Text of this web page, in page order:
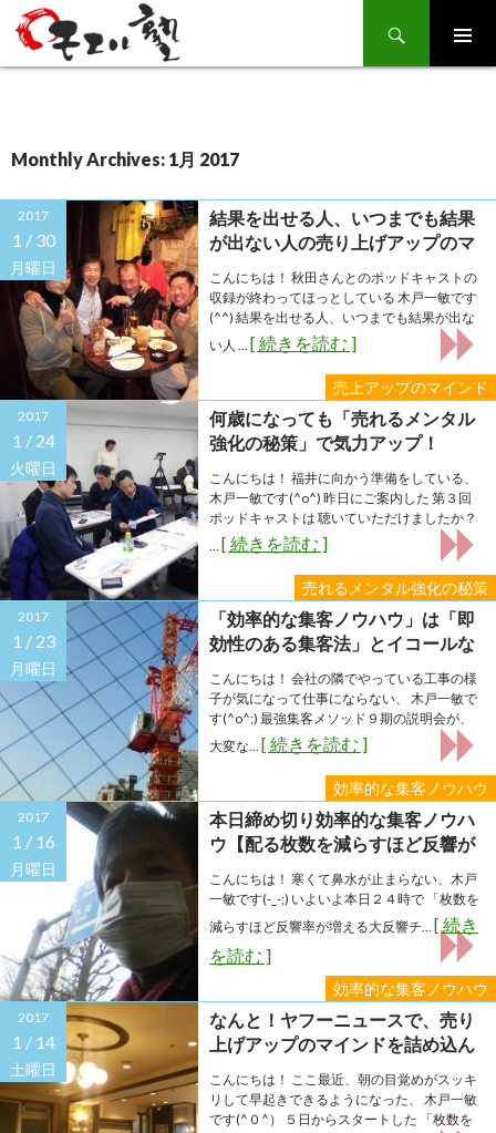
Search
SKIP
TO
Monthly Archives: 1月 2017
2017
1 / 30
月曜日
売上アップのマインド
結果を出せる人、いつまでも結果
が出ない人の売り上げアップのマ
インドの違いとは？
こんにちは！ 秋田さんとのポッドキャストの
収録が終わってほっとしている 木戸一敏です
(^^) 結果を出せる人、いつまでも結果が出な
い人 ... [ 続きを読む ]
2017
1 / 24
火曜日
売れるメンタル強化の秘策
何歳になっても「売れるメンタル
強化の秘策」で気力アップ！
こんにちは！ 福井に向かう準備をしている、
木戸一敏です(^o^) 昨日にご案内した 第３回
ポッドキャストは 聴いていただけましたか？
... [ 続きを読む ]
2017
1 / 23
月曜日
効率的な集客ノウハウ
「効率的な集客ノウハウ」は「即
効性のある集客法」とイコールな
こんにちは！ 会社の隣でやっている工事の様
子が気になって仕事にならない、 木戸一敏で
す(^o^;) 最強集客メソッド９期の説明会が、
大変な... [ 続きを読む ]
2017
1 / 16
月曜日
効率的な集客ノウハウ
本日締め切り効率的な集客ノウハ
ウ【配る枚数を減らすほど反響が
増える大反響チラシ】
こんにちは！ 寒くて鼻水が止まらない、木戸
一敏です(-_-;) いよいよ本日２４時で 「枚数を
減らすほど反響率が増える大反響チ... [ 続き
を読む ]
2017
1 / 14
土曜日
なんと！ヤフーニュースで、売り
上げアップのマインドを詰め込ん
だ私の本が取り上げられまし
た！！
こんにちは！ ここ最近、朝の目覚めがスッキ
リして早起きできるようになった、 木戸一敏
です(^０^） ５日からスタートした 「枚数を